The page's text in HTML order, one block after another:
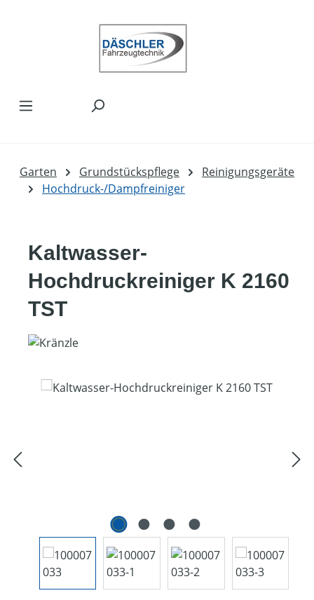
Garten Grundstückspflege
Reinigungsgeräte
Hochdruck-/Dampfreiniger
Kaltwasser-
Hochdruckreiniger K 2160
TST
Bildergalerie überspringen